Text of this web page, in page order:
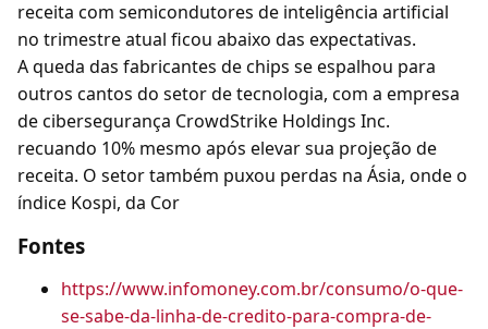
receita com semicondutores de inteligência artificial
no trimestre atual ficou abaixo das expectativas.
A queda das fabricantes de chips se espalhou para
outros cantos do setor de tecnologia, com a empresa
de cibersegurança CrowdStrike Holdings Inc.
recuando 10% mesmo após elevar sua projeção de
receita. O setor também puxou perdas na Ásia, onde o
índice Kospi, da Cor
Fontes
https://www.infomoney.com.br/consumo/o-que-
se-sabe-da-linha-de-credito-para-compra-de-